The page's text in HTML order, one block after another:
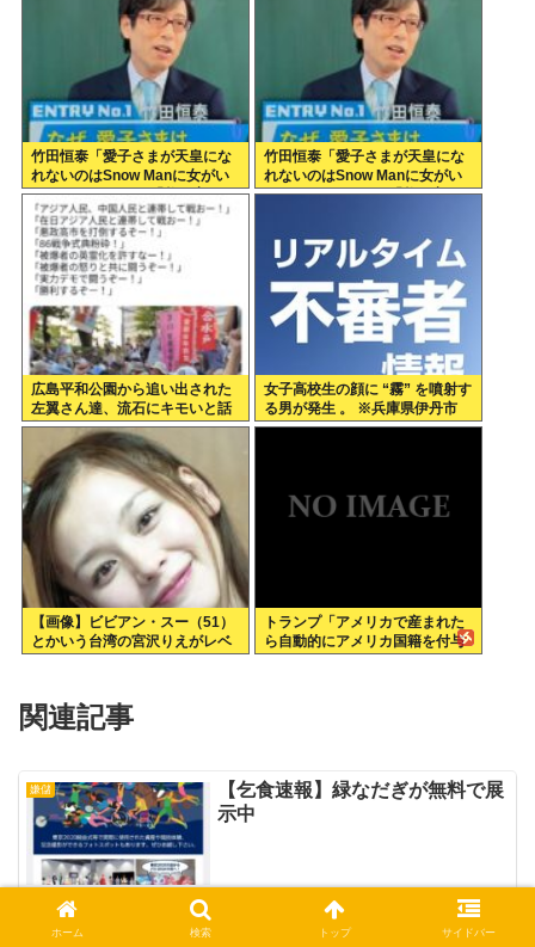
竹田恒泰「愛子さまが天皇にな
れないのはSnow Manに女がい
ないのと同じ」 民「養子案は
Snow Manに竹田恒泰が入るよ
うなもの」
竹田恒泰「愛子さまが天皇にな
れないのはSnow Manに女がい
ないのと同じ」X民「養子案は
うなもの」
広島平和公園から追い出された
左翼さん達、流石にキモいと話
題に
女子高校生の顔に “霧” を噴射す
る男が発生 。 ※兵庫県伊丹市
【画像】ビビアン・スー（51）
とかいう台湾の宮沢りえがレベ
チすぎる
トランプ「アメリカで産まれた
ら自動的にアメリカ国籍を付与
するのをやめる！」
関連記事
嫌儲
【乞食速報】緑なだぎが無料で展
示中
嫌儲 Z世代「和田アキ子？なにをされ
ホーム 検索 トップ サイドバー